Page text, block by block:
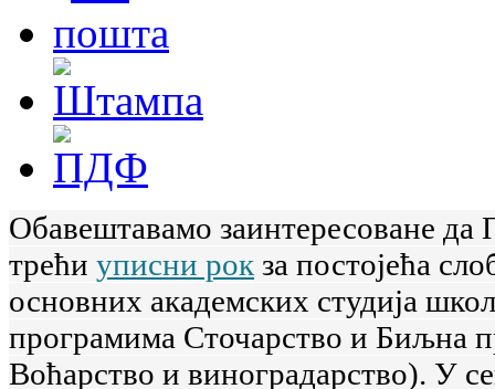
Обавештавамо заинтересоване да
трећи уписни рок за постојећа
основних академских студија
програмима Сточарство и Биљна
Воћарство и виноградарство). У